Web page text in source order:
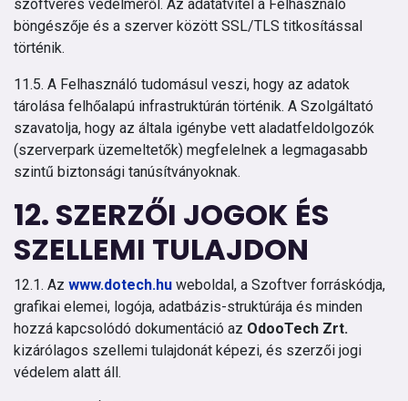
szoftveres védelméről. Az adatátvitel a Felhasználó
böngészője és a szerver között SSL/TLS titkosítással
történik.
11.5. A Felhasználó tudomásul veszi, hogy az adatok
tárolása felhőalapú infrastruktúrán történik. A Szolgáltató
szavatolja, hogy az általa igénybe vett aladatfeldolgozók
(szerverpark üzemeltetők) megfelelnek a legmagasabb
szintű biztonsági tanúsítványoknak.
12. SZERZŐI JOGOK ÉS
SZELLEMI TULAJDON
12.1. Az www.dotech.hu weboldal, a Szoftver forráskódja,
grafikai elemei, logója, adatbázis-struktúrája és minden
hozzá kapcsolódó dokumentáció az OdooTech Zrt.
kizárólagos szellemi tulajdonát képezi, és szerzői jogi
védelem alatt áll.